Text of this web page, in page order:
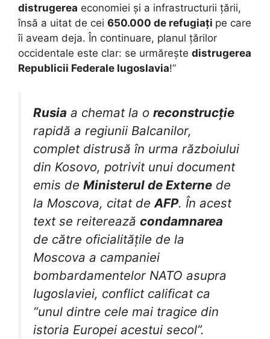
distrugerea economiei și a infrastructurii țării,
însă a uitat de cei 650.000 de refugiați pe care
îi aveam deja. În continuare, planul țărilor
occidentale este clar: se urmărește distrugerea
Republicii Federale Iugoslavia!”
Rusia a chemat la o reconstrucție
rapidă a regiunii Balcanilor,
complet distrusă în urma războiului
din Kosovo, potrivit unui document
emis de Ministerul de Externe de
la Moscova, citat de AFP. În acest
text se reiterează condamnarea
de către oficialitățile de la
Moscova a campaniei
bombardamentelor NATO asupra
Iugoslaviei, conflict calificat ca
“unul dintre cele mai tragice din
istoria Europei acestui secol”.